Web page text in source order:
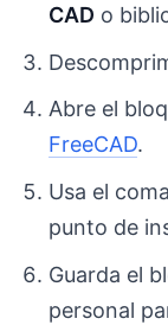
CAD o
Abre el
FreeCAD.
Usa el
punto de
Guarda el
personal